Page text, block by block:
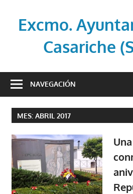
contenidoExcmo.
Casariche
oficial
Ayuntamiento
de
Casariche
NAVEGACIÓN
MES: ABRIL 2017